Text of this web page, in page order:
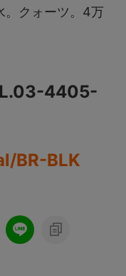
。クォーツ。4万
4405-
BR-BLK